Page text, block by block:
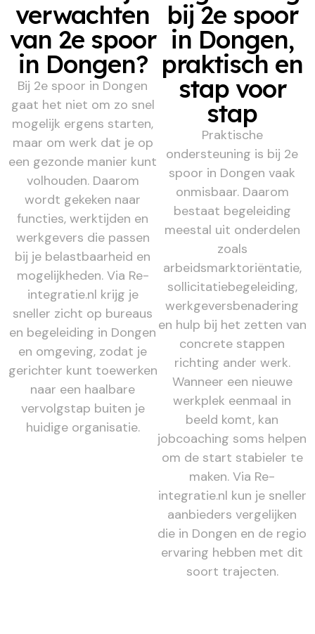
verwachten
van 2e spoor
in Dongen?
Bij 2e spoor in Dongen
gaat het niet om zo snel
mogelijk ergens starten,
maar om werk dat je op
een gezonde manier kunt
volhouden. Daarom
wordt gekeken naar
functies, werktijden en
werkgevers die passen
bij je belastbaarheid en
mogelijkheden. Via Re-
integratie.nl krijg je
sneller zicht op bureaus
en begeleiding in Dongen
en omgeving, zodat je
gerichter kunt toewerken
naar een haalbare
vervolgstap buiten je
huidige organisatie.
bij 2e spoor
in Dongen,
praktisch en
stap voor
stap
Praktische
ondersteuning is bij 2e
spoor in Dongen vaak
onmisbaar. Daarom
bestaat begeleiding
meestal uit onderdelen
zoals
arbeidsmarktoriëntatie,
sollicitatiebegeleiding,
werkgeversbenadering
en hulp bij het zetten van
concrete stappen
richting ander werk.
Wanneer een nieuwe
werkplek eenmaal in
beeld komt, kan
jobcoaching soms helpen
om de start stabieler te
maken. Via Re-
integratie.nl kun je sneller
aanbieders vergelijken
die in Dongen en de regio
ervaring hebben met dit
soort trajecten.